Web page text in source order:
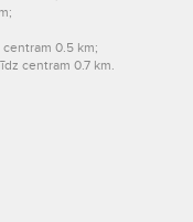
0.5 km;
centram 0.7 km.